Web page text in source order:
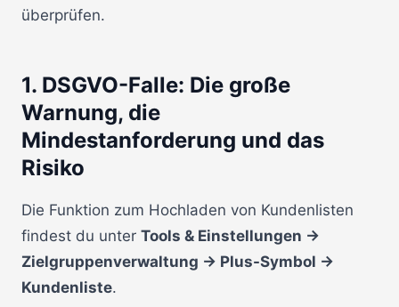
überprüfen.
1. DSGVO-Falle: Die große
Warnung, die
Mindestanforderung und das
Risiko
Die Funktion zum Hochladen von Kundenlisten
findest du unter Tools & Einstellungen →
Zielgruppenverwaltung → Plus-Symbol →
Kundenliste.